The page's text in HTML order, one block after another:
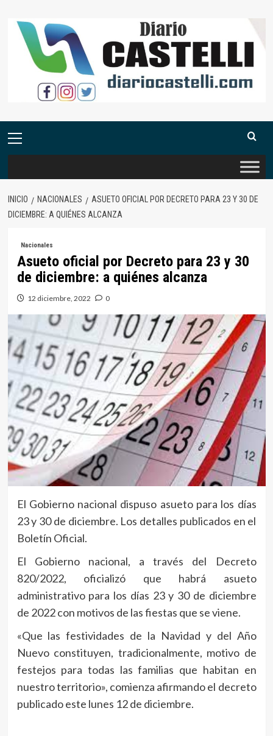
contenido
Menú
INICIO NACIONALES
ASUETO OFICIAL POR DECRETO PARA 23 Y 30 DE
DICIEMBRE: A QUIÉNES ALCANZA
Nacionales
Asueto oficial por Decreto para 23 y 30
de diciembre: a quiénes alcanza
12 diciembre, 2022 0
El Gobierno nacional dispuso asueto para los días
23 y 30 de diciembre. Los detalles publicados en el
Boletín Oficial.
El Gobierno nacional, a través del Decreto
820/2022, oficializó que habrá asueto
administrativo para los días 23 y 30 de diciembre
de 2022 con motivos de las fiestas que se viene.
«Que las festividades de la Navidad y del Año
Nuevo constituyen, tradicionalmente, motivo de
festejos para todas las familias que habitan en
nuestro territorio», comienza afirmando el decreto
publicado este lunes 12 de diciembre.